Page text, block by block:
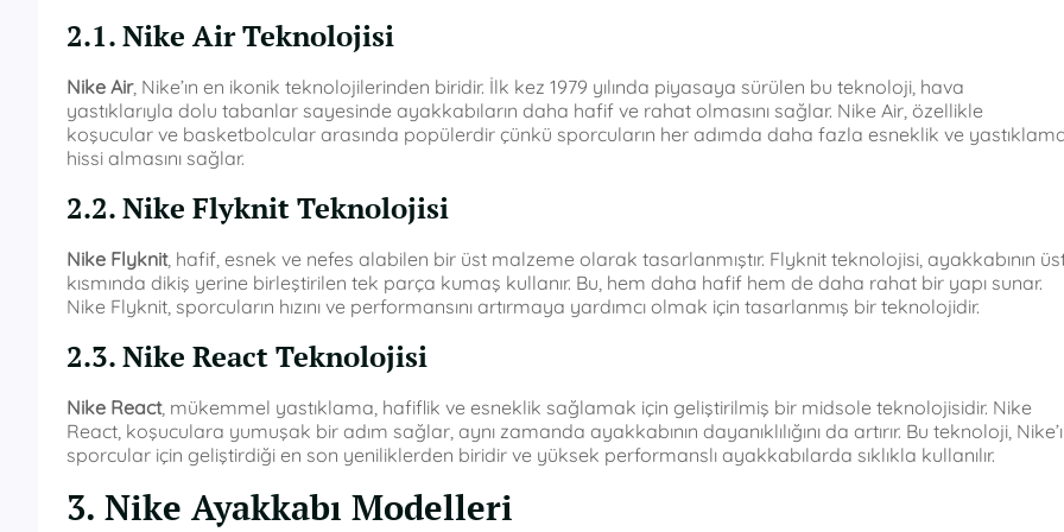
2.1. Nike Air Teknolojisi
Nike Air, Nike’ın en ikonik teknolojilerinden biridir. İlk kez 1979 yılında piyasaya sürülen bu teknoloji, hava
yastıklarıyla dolu tabanlar sayesinde ayakkabıların daha hafif ve rahat olmasını sağlar. Nike Air, özellikle
koşucular ve basketbolcular arasında popülerdir çünkü sporcuların her adımda daha fazla esneklik ve
hissi almasını sağlar.
2.2. Nike Flyknit Teknolojisi
Nike Flyknit, hafif, esnek ve nefes alabilen bir üst malzeme olarak tasarlanmıştır. Flyknit teknolojisi, ayakkabının
kısmında dikiş yerine birleştirilen tek parça kumaş kullanır. Bu, hem daha hafif hem de daha rahat bir yapı sunar.
Nike Flyknit, sporcuların hızını ve performansını artırmaya yardımcı olmak için tasarlanmış bir teknolojidir.
2.3. Nike React Teknolojisi
Nike React, mükemmel yastıklama, hafiflik ve esneklik sağlamak için geliştirilmiş bir midsole teknolojisidir. Nike
React, koşuculara yumuşak bir adım sağlar, aynı zamanda ayakkabının dayanıklılığını da artırır. Bu teknoloji,
sporcular için geliştirdiği en son yeniliklerden biridir ve yüksek performanslı ayakkabılarda sıklıkla kullanılır.
3. Nike Ayakkabı Modelleri